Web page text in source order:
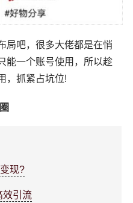
局吧，很多大佬都是在悄
能一个账号使用，所以趁
，抓紧占坑位!
现?
效引流